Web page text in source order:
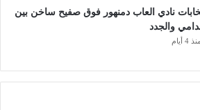
نادي العاب دمنهور فوق صفيح ساخن بين
والجدد
منذ 4 أيام